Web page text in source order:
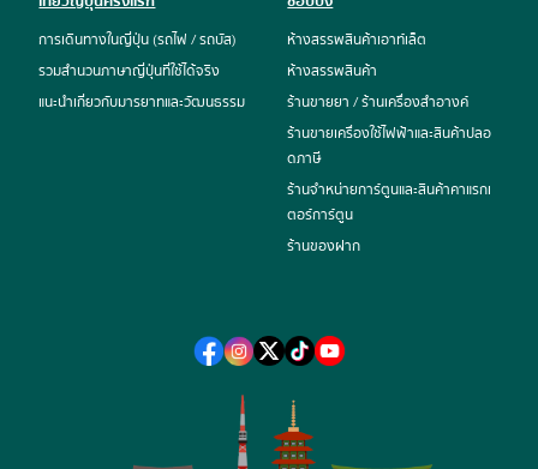
การเดินทางในญี่ปุ่น (รถไฟ / รถบัส)
รวมสำนวนภาษาญี่ปุ่นที่ใช้ได้จริง
แนะนำเกี่ยวกับมารยาทและวัฒนธรรม
ห้างสรรพสินค้าเอาท์เล็ต
ห้างสรรพสินค้า
ร้านขายยา / ร้านเครื่องสำอางค์
ร้านขายเครื่องใช้ไฟฟ้าและสินค้าปลอ
ดภาษี
ร้านจำหน่ายการ์ตูนและสินค้าคาแรกเ
ตอร์การ์ตูน
ร้านของฝาก